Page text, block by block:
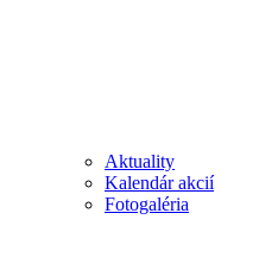
Aktuality
Kalendár akcií
Fotogaléria